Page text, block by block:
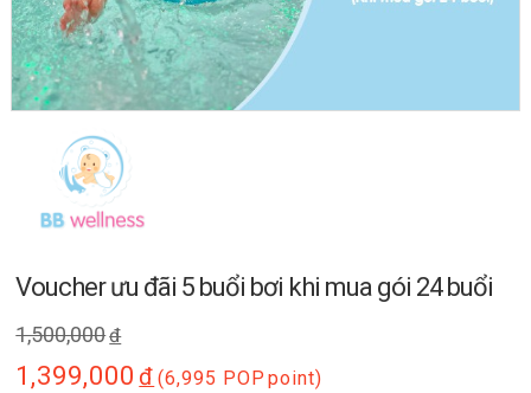
Voucher ưu đãi 5 buổi bơi khi mua gói 24 buổi
1,500,000đ
1,399,000 đ (6,995 POP point)